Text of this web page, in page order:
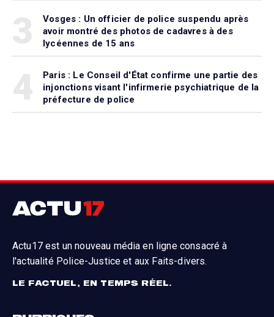
Vosges : Un officier de police suspendu après
avoir montré des photos de cadavres à des
lycéennes de 15 ans
Paris : Le Conseil d'État confirme une partie des
injonctions visant l'infirmerie psychiatrique de la
préfecture de police
Actu17 est un nouveau média en ligne consacré à
l'actualité Police-Justice et aux Faits-divers.
LE FACTUEL, EN TEMPS RÉEL.